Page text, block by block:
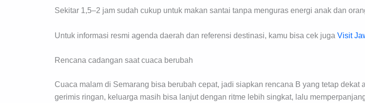
Sekitar 1,5–2 jam sudah cukup untuk makan santai tanpa menguras energi anak dan
Untuk informasi resmi agenda daerah dan referensi destinasi, kamu bisa cek juga Visit
Rencana cadangan saat cuaca berubah
Cuaca malam di Semarang bisa berubah cepat, jadi siapkan rencana B yang tetap dekat
gerimis ringan, keluarga masih bisa lanjut dengan ritme lebih singkat, lalu